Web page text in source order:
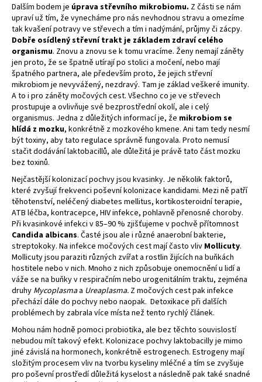
Dalším bodem je úprava střevního mikrobiomu. Z části se nám
upraví už tím, že vynecháme pro nás nevhodnou stravu a omezíme
tak kvašení potravy ve střevech a tím i nadýmání, průjmy či zácpy.
Dobře osídlený střevní trakt je základem zdraví celého
organismu. Znovu a znovu se k tomu vracíme. Ženy nemají záněty
jen proto, že se špatně utírají po stolici a močení, nebo mají
špatného partnera, ale především proto, že jejich střevní
mikrobiom je nevyvážený, nezdravý. Tam je základ veškeré imunity.
A to i pro záněty močových cest. Všechno co je ve střevech
prostupuje a ovlivňuje své bezprostřední okolí, ale i celý
organismus. Jedna z důležitých informací je, že mikrobiom se
hlídá z mozku, konkrétně z mozkového kmene. Ani tam tedy nesmí
být toxiny, aby tato regulace správně fungovala. Proto nemusí
stačit dodávání laktobacillů, ale důležitá je právě tato část mozku
bez toxinů.
Nejčastější kolonizací pochvy jsou kvasinky. Je několik faktorů,
které zvyšují frekvenci poševní kolonizace kandidami. Mezi ně patří
těhotenství, neléčený diabetes mellitus, kortikosteroidní terapie,
ATB léčba, kontracepce, HIV infekce, pohlavně přenosné choroby.
Při kvasinkové infekci v 85–90 % zjišťujeme v pochvě přítomnost
Candida albicans. Časté jsou ale i různé anaerobní bakterie,
streptokoky. Na infekce močových cest mají často vliv Mollicuty.
Mollicuty jsou paraziti různých zvířat a rostlin žijících na buňkách
hostitele nebo v nich. Mnoho z nich způsobuje onemocnění u lidí a
váže se na buňky v respiračním nebo urogenitálním traktu, zejména
druhy Mycoplasmaa Ureaplasma. Z močových cest pak infekce
přechází dále do pochvy nebo naopak. Detoxikace při dalších
problémech by zabrala více místa než tento rychlý článek.
Mohou nám hodně pomoci probiotika, ale bez těchto souvislostí
nebudou mít takový efekt. Kolonizace pochvy laktobacilly je mimo
jiné závislá na hormonech, konkrétně estrogenech. Estrogeny mají
složitým procesem vliv na tvorbu kyseliny mléčné a tím se zvyšuje
pro poševní prostředí důležitá kyselost a následně pak také snadné